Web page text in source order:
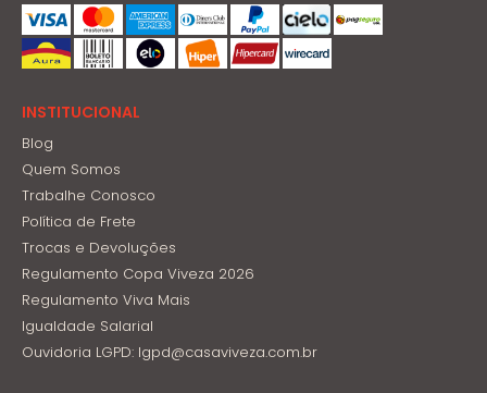
INSTITUCIONAL
Blog
Quem Somos
Trabalhe Conosco
Política de Frete
Trocas e Devoluções
Regulamento Copa Viveza 2026
Regulamento Viva Mais
Igualdade Salarial
Ouvidoria LGPD: lgpd@casaviveza.com.br